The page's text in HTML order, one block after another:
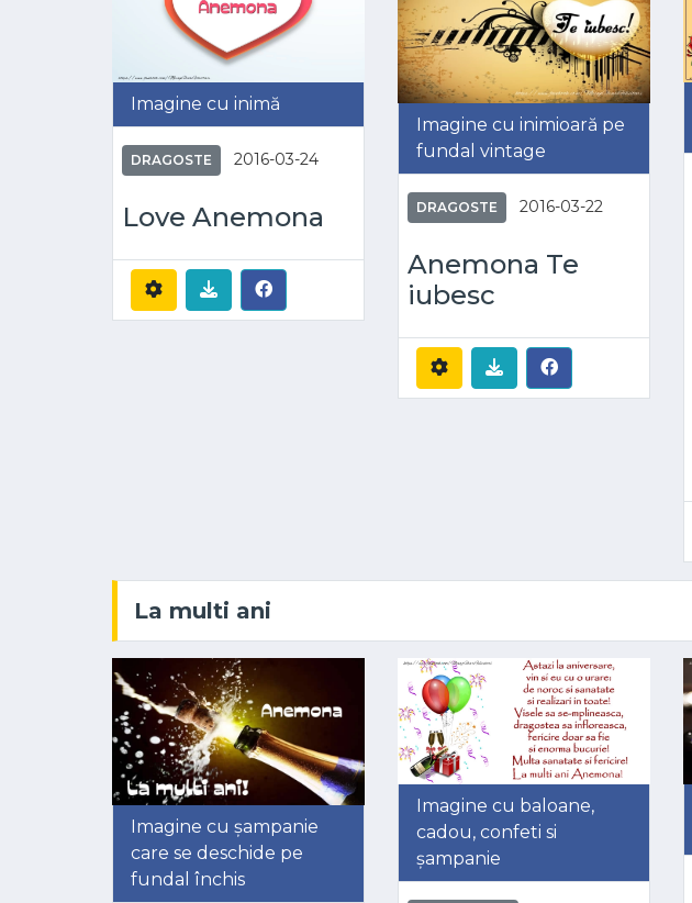
Imagine cu inimă
DRAGOSTE 2016-03-24
Love Anemona
Imagine cu inimioară pe
fundal vintage
DRAGOSTE 2016-03-22
Anemona Te
iubesc
La multi ani
Imagine cu șampanie
care se deschide pe
fundal închis
Imagine cu baloane,
cadou, confeti si
șampanie